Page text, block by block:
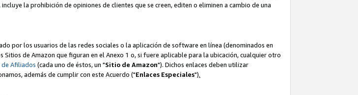
la prohibición de opiniones de clientes que se creen, editen o eliminen a cambio de una
por los usuarios de las redes sociales o la aplicación de software en línea (denominados en
Sitios de Amazon que figuran en el Anexo 1 o, si fuere aplicable para la ubicación, cualquier otro
de Afiliados (cada uno de éstos, un "Sitio de Amazon"). Dichos enlaces deben utilizar
además de cumplir con este Acuerdo ("Enlaces Especiales").